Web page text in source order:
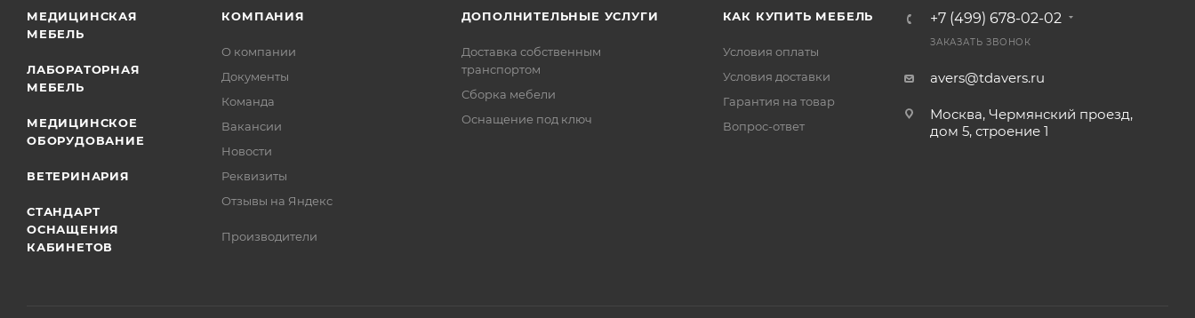
МЕДИЦИНСКАЯ
МЕБЕЛЬ
ЛАБОРАТОРНАЯ
МЕБЕЛЬ
МЕДИЦИНСКОЕ
ОБОРУДОВАНИЕ
ВЕТЕРИНАРИЯ
СТАНДАРТ
ОСНАЩЕНИЯ
КАБИНЕТОВ
КОМПАНИЯ
О компании
Документы
Команда
Вакансии
Новости
Реквизиты
Отзывы на Яндекс
Производители
ДОПОЛНИТЕЛЬНЫЕ УСЛУГИ
Доставка собственным
транспортом
Сборка мебели
Оснащение под ключ
КАК КУПИТЬ МЕБЕЛЬ
Условия оплаты
Условия доставки
Гарантия на товар
Вопрос-ответ
+7 (499) 678-02-02
ЗАКАЗАТЬ ЗВОНОК
avers@tdavers.ru
Москва, Чермянский проезд,
дом 5, строение 1